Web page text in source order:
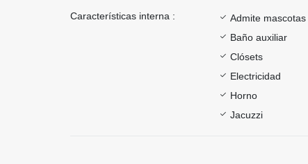
Características interna : Admite mascotas
Baño auxiliar
Clósets
Electricidad
Horno
Jacuzzi